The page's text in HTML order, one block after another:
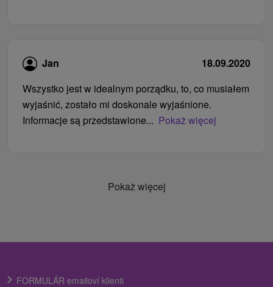
Jan
18.09.2020
Wszystko jest w idealnym porządku, to, co musiałem
wyjaśnić, zostało mi doskonale wyjaśnione.
Informacje są przedstawione... Pokaż więcej
Pokaż więcej
FORMULÁR emailoví klienti